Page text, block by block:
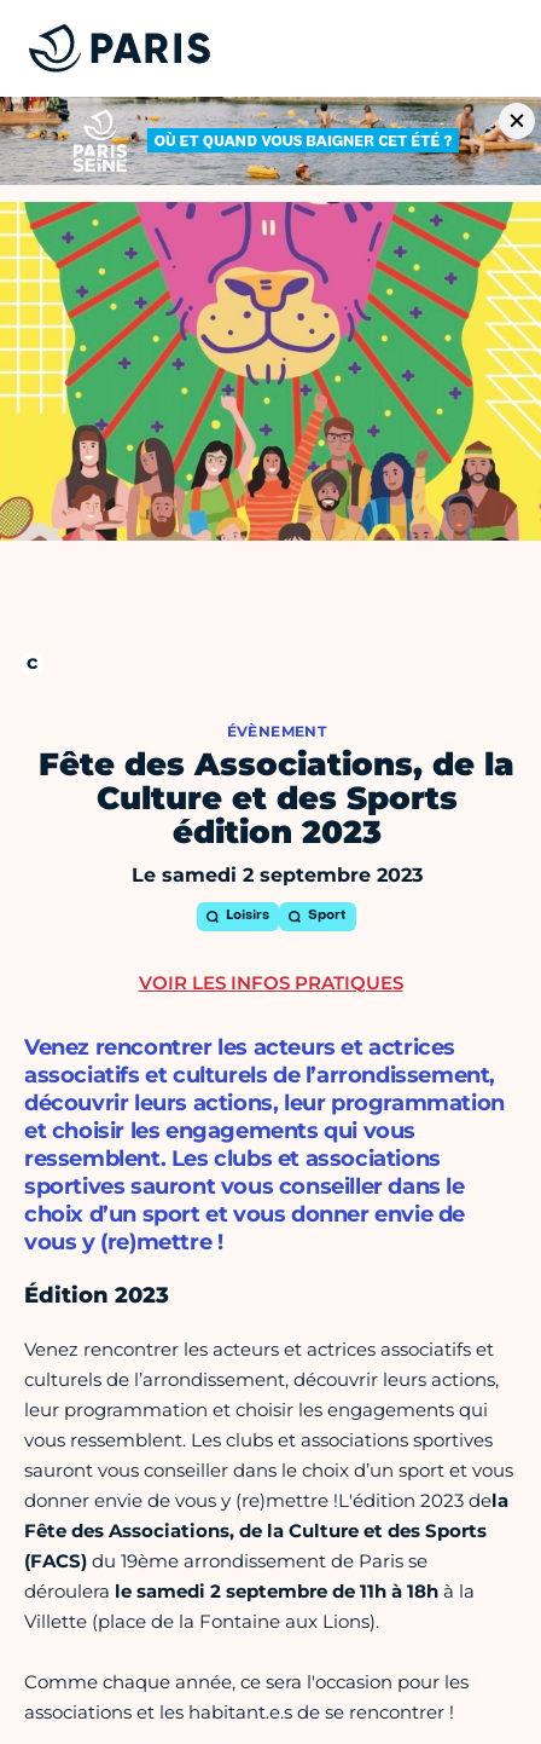
ÉVÈNEMENT
Fête des Associations, de la
Culture et des Sports
édition 2023
Le samedi 2 septembre 2023
Loisirs Sport
Venez rencontrer les acteurs et actrices
associatifs et culturels de l’arrondissement,
découvrir leurs actions, leur programmation
et choisir les engagements qui vous
ressemblent. Les clubs et associations
sportives sauront vous conseiller dans le
choix d’un sport et vous donner envie de
vous y (re)mettre !
Édition 2023
Venez rencontrer les acteurs et actrices associatifs et
culturels de l’arrondissement, découvrir leurs actions,
leur programmation et choisir les engagements qui
vous ressemblent. Les clubs et associations sportives
sauront vous conseiller dans le choix d’un sport et vous
donner envie de vous y (re)mettre !L'édition 2023 dela
Fête des Associations, de la Culture et des Sports
(FACS) du 19ème arrondissement de Paris se
déroulera le samedi 2 septembre de 11h à 18h à la
Villette (place de la Fontaine aux Lions).
Comme chaque année, ce sera l'occasion pour les
associations et les habitant.e.s de se rencontrer !
VOIR LES INFOS PRATIQUES